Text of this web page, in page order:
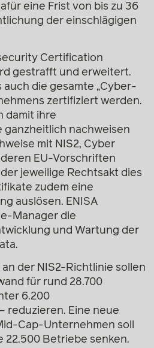
eine Frist von bis zu 36
der einschlägigen
Certification
gestrafft und erweitert.
auch die gesamte „Cyber-
zertifiziert werden.
damit ihre
nachweisen
mit NIS2, Cyber
EU-Vorschriften
jeweilige Rechtsakt dies
zudem eine
auslösen. ENISA
Manager die
und Wartung der
der NIS2-Richtlinie sollen
für rund 28.700
6.200
reduzieren. Eine neue
Cap-Unternehmen soll
22.500 Betriebe senken.